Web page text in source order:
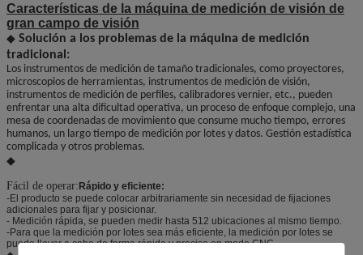
Características de la máquina de medición de visión de
gran campo de visión
◆ Solución a los problemas de la máquina de medición
tradicional:
Los instrumentos de medición de tamaño tradicionales, como proyectores,
microscopios de herramientas, instrumentos de medición de visión,
instrumentos de medición de perfiles, calibradores vernier, etc., pueden
enfrentar una alta dificultad operativa, un proceso de enfoque complejo, una
mesa de coordenadas de movimiento que consume mucho tiempo, errores
humanos, un largo tiempo de medición por lotes y datos. Gestión estadística
complicada y otros problemas.
◆
Fácil de operar:Rápido y eficiente:
-El producto se puede colocar arbitrariamente sin necesidad de fijaciones
adicionales para fijar y posicionar.
- Medición rápida, se pueden medir hasta 512 ubicaciones al mismo tiempo.
-Para que la medición por lotes sea más eficiente, la medición por lotes se
puede llevar a cabo de forma rápida y precisa en modo CNC.